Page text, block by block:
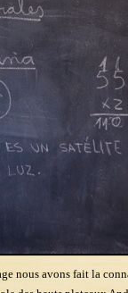
nous avons fait la